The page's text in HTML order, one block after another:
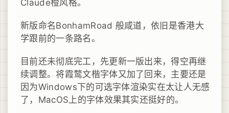
Claude橙风格。
新版命名BonhamRoad 般咸道，依旧是香港大
学跟前的一条路名。
目前还未彻底完工，先更新一版出来，得空再继
续调整。将霞鹜文楷字体又加了回来，主要还是
因为Windows下的可选字体渲染实在太让人无感
了，MacOS上的字体效果其实还挺好的。